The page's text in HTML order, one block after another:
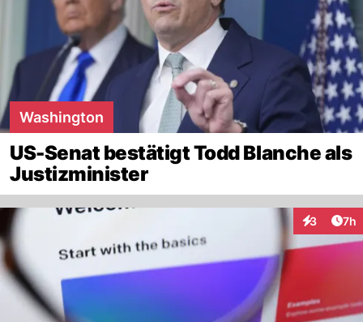
Washington
US-Senat bestätigt Todd Blanche als
Justizminister
3 7h